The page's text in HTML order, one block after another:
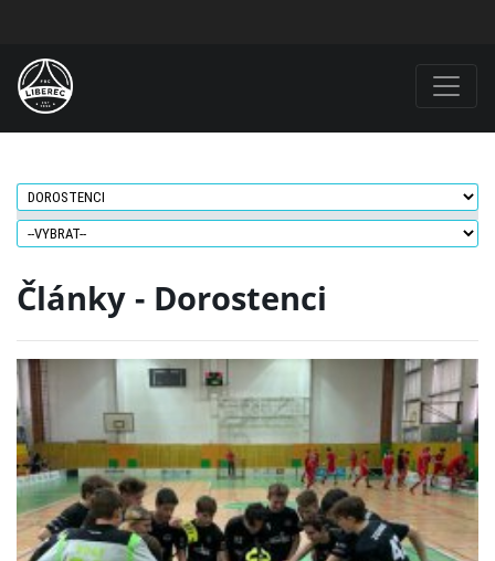
Články - Dorostenci